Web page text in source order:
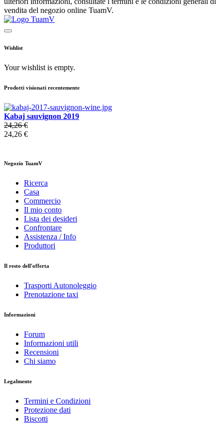
vendita del negozio online TuamV.
Wishlist
Your wishlist is empty.
Prodotti visionati recentemente
Kabaj sauvignon 2019
24,26 €
24,26 €
Negozio TuamV
Ricerca
Casa
Commercio
Il mio conto
Lista dei desideri
Confrontare
Assistenza / Info
Produttori
Il resto dell'offerta
Trasporti Autonoleggio
Prenotazione taxi
Informazioni
Forum
Informazioni utili
Recensioni
Chi siamo
Legalmente
Termini e Condizioni
Protezione dati
Biscotti